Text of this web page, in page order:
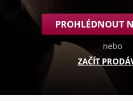
PROHLÉDNOUT
nebo
ZAČÍT